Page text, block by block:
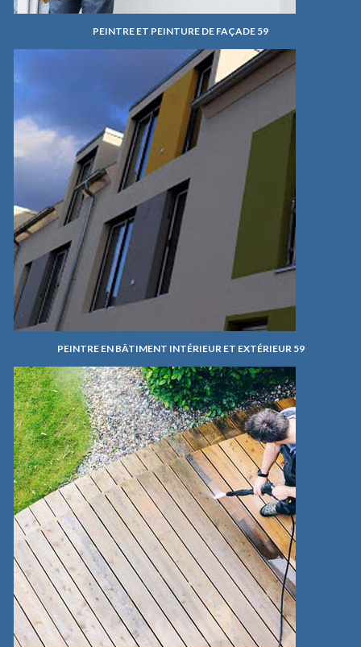
PEINTRE ET PEINTURE DE FAÇADE 59
PEINTRE EN BÂTIMENT INTÉRIEUR ET EXTÉRIEUR 59